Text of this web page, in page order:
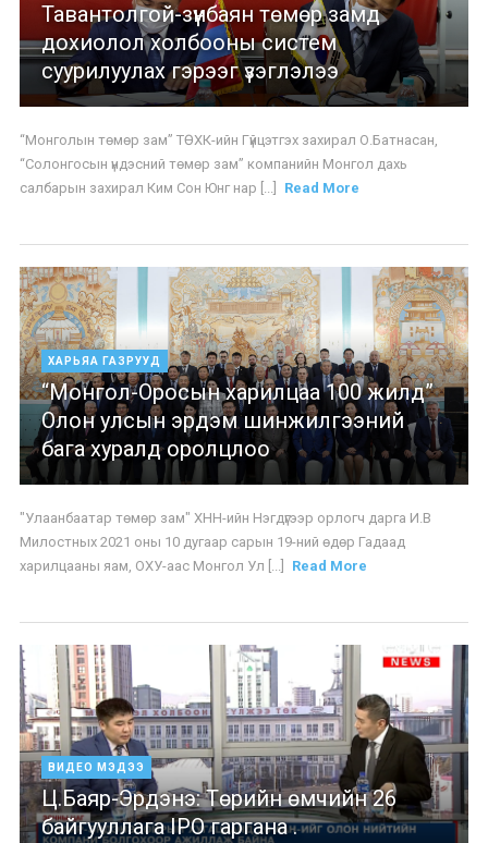
Тавантолгой-зүүнбаян төмөр замд
дохиолол холбооны систем
суурилуулах гэрээг үзэглэлээ
“Монголын төмөр зам” ТӨХК-ийн Гүйцэтгэх захирал О.Батнасан,
“Солонгосын үндэсний төмөр зам” компанийн Монгол дахь
салбарын захирал Ким Сон Юнг нар [...]
Read More
ХАРЬЯА ГАЗРУУД
“Монгол-Оросын харилцаа 100 жилд”
Олон улсын эрдэм шинжилгээний
бага хуралд оролцлоо
"Улаанбаатар төмөр зам" ХНН-ийн Нэгдүгээр орлогч дарга И.В
Милостных 2021 оны 10 дугаар сарын 19-ний өдөр Гадаад
харилцааны яам, ОХУ-аас Монгол Ул [...]
Read More
ВИДЕО МЭДЭЭ
Ц.Баяр-Эрдэнэ: Төрийн өмчийн 26
байгууллага IPO гаргана .